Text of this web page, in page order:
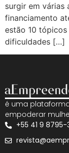
surgir em várias
financiamento
estão 10
dificuldades […]
é uma
empoderar
+55 41 9